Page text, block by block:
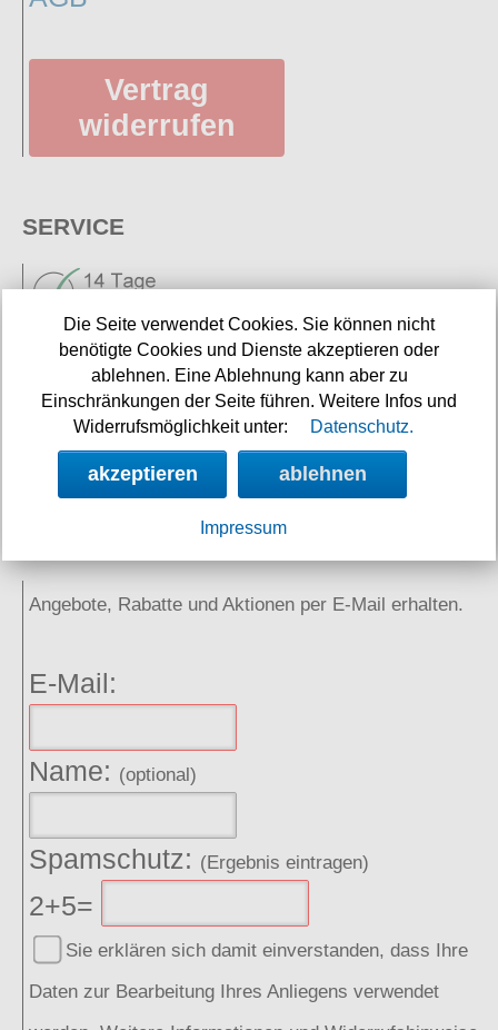
Vertrag
widerrufen
SERVICE
Neuigkeiten
Links
Angebote, Rabatte und Aktionen per E-Mail erhalten.
E-Mail:
Name: (optional)
Spamschutz: (Ergebnis eintragen)
2+5=
Sie erklären sich damit einverstanden, dass Ihre
Daten zur Bearbeitung Ihres Anliegens verwendet
Die Seite verwendet Cookies. Sie können nicht
benötigte Cookies und Dienste akzeptieren oder
ablehnen. Eine Ablehnung kann aber zu
Einschränkungen der Seite führen. Weitere Infos und
Widerrufsmöglichkeit unter:
Datenschutz.
akzeptieren ablehnen
Impressum